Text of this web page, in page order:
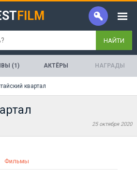
FILM
НАЙТИ
(1) АКТЁРЫ НАГРАДЫ
квартал
25 октября 2020
Фильмы